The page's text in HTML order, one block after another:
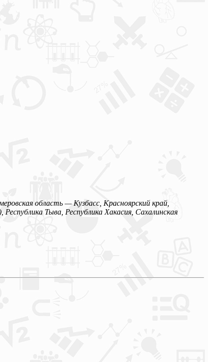
область — Кузбасс, Красноярский край,
Тыва, Республика Хакасия, Сахалинская